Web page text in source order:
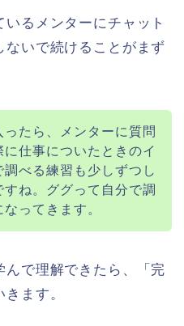
るメンターにチャット
いで続けることがまず
たら、メンターに質問
仕事についたときのイ
調べる練習も少しずつし
すね。ググって自分で調
ってきます。
んで理解できたら、「完
ます。